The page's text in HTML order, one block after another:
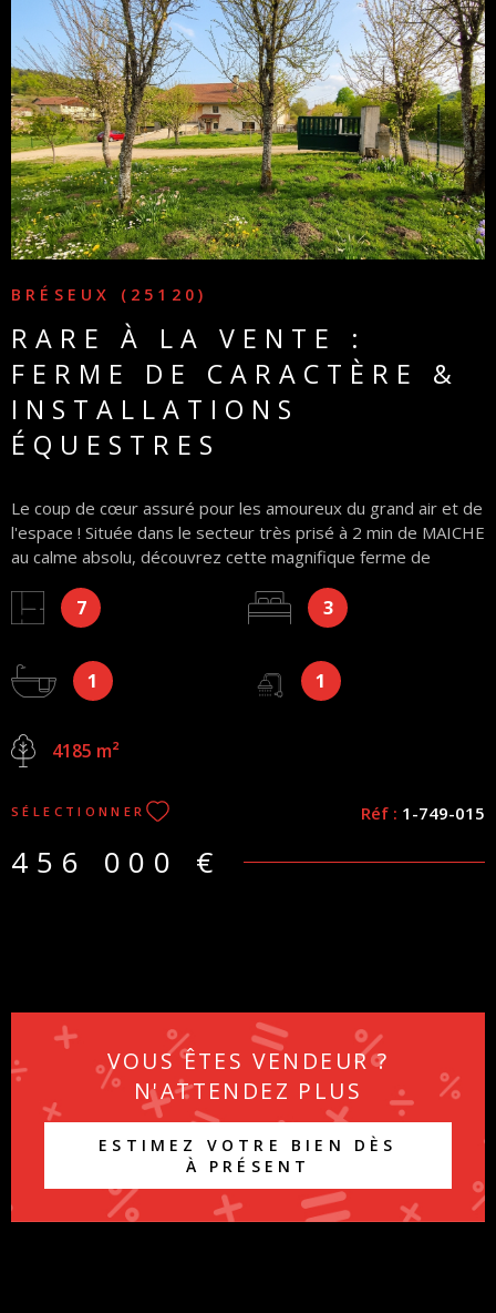
BRÉSEUX (25120)
RARE À LA VENTE :
FERME DE CARACTÈRE &
INSTALLATIONS
ÉQUESTRES
Le coup de cœur assuré pour les amoureux du grand air et de
l'espace ! Située dans le secteur très prisé à 2 min de MAICHE
au calme absolu, découvrez cette magnifique ferme de
authentique et prestations fonctionnelles. Nichée sur un
terrain de plus de 41 ares, cette propriété est un véritable
partie habitation offre des volumes généreux: une pièce de
vie baignée de lumière avec cheminée, cuisine équipée et
une salle de bains avec lingerie, une salle d’eau avec WC. Le
nombreuses dépendances: Avec ses box à chevaux, son
grand garage, sa vaste grange et des dépendances offrant
de multiples possibilités (atelier, stockage de fourrage,
collection de véhicules, habitation).Mais également les travaux
7 3
1 1
4185 m²
SÉLECTIONNER Réf : 1-749-015
456 000 €
VOIR LE BIEN
VOUS ÊTES VENDEUR ?
N'ATTENDEZ PLUS
ESTIMEZ VOTRE BIEN DÈS
À PRÉSENT